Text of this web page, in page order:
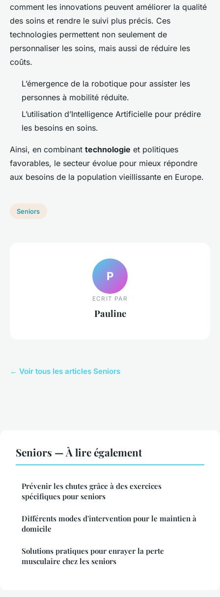
comment les innovations peuvent améliorer la qualité
des soins et rendre le suivi plus précis. Ces
technologies permettent non seulement de
personnaliser les soins, mais aussi de réduire les
coûts.
L’émergence de la robotique pour assister les
personnes à mobilité réduite.
L’utilisation d’Intelligence Artificielle pour prédire
les besoins en soins.
Ainsi, en combinant technologie et politiques
favorables, le secteur évolue pour mieux répondre
aux besoins de la population vieillissante en Europe.
Seniors
P
ECRIT PAR
Pauline
← Voir tous les articles Seniors
Seniors — À lire également
Prévenir les chutes grâce à des exercices
spécifiques pour seniors
Différents modes d'intervention pour le maintien à
domicile
Solutions pratiques pour enrayer la perte
musculaire chez les seniors